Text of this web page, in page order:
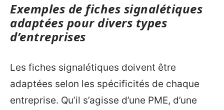
Exemples de fiches signalétiques
adaptées pour divers types
d’entreprises
Les fiches signalétiques doivent être
adaptées selon les spécificités de chaque
entreprise. Qu’il s’agisse d’une PME, d’une